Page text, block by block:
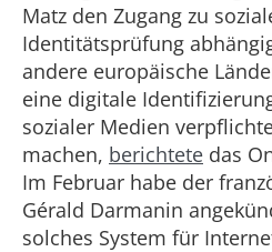
Matz den Zugang zu
Identitätsprüfung
andere europäische
eine digitale
sozialer Medien
machen, berichtete das
Im Februar habe der
Gérald Darmanin
solches System für